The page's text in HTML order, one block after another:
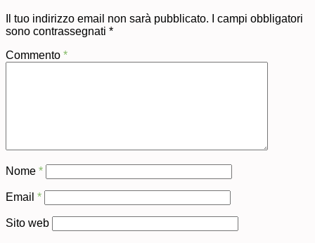
Il tuo indirizzo email non sarà pubblicato.
I campi obbligatori
sono contrassegnati *
Commento *
Nome *
Email *
Sito web